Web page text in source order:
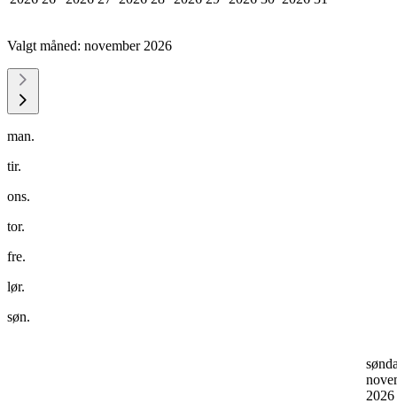
Valgt måned: november 2026
man.
tir.
ons.
tor.
fre.
lør.
søn.
2026